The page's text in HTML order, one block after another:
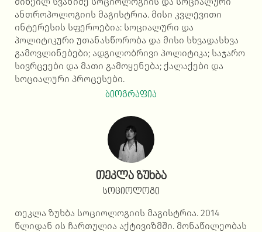
ანთროპოლოგიის მაგისტრია. მისი კვლევითი
ინტერესის სფეროებია: სოციალური და
პოლიტიკური უთანასწორობა და მისი სხვადასხვა
გამოვლინებები; ადგილობრივი პოლიტიკა; საჯარო
სივრცეები და მათი გამოყენება; ქალაქები და
სოციალური პროცესები.
ბიოგრაფია
თეკლა ზუხბა
სოციოლოგი
თეკლა ზუხბა სოციოლოგიის მაგისტრია. 2014
წლიდან ის ჩართულია აქტივიზმში. მონაწილეობას